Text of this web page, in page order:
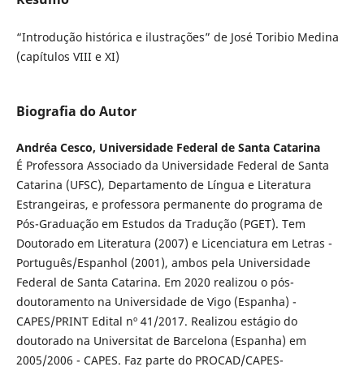
“Introdução histórica e ilustrações” de José Toribio Medina
(capítulos VIII e XI)
Biografia do Autor
Andréa Cesco, Universidade Federal de Santa Catarina
É Professora Associado da Universidade Federal de Santa
Catarina (UFSC), Departamento de Língua e Literatura
Estrangeiras, e professora permanente do programa de
Pós-Graduação em Estudos da Tradução (PGET). Tem
Doutorado em Literatura (2007) e Licenciatura em Letras -
Português/Espanhol (2001), ambos pela Universidade
Federal de Santa Catarina. Em 2020 realizou o pós-
doutoramento na Universidade de Vigo (Espanha) -
CAPES/PRINT Edital nº 41/2017. Realizou estágio do
doutorado na Universitat de Barcelona (Espanha) em
2005/2006 - CAPES. Faz parte do PROCAD/CAPES-